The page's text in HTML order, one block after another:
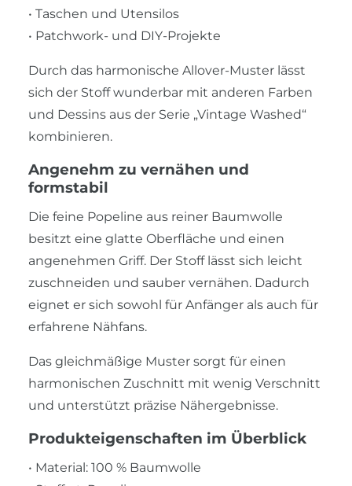
• Taschen und Utensilos
• Patchwork- und DIY-Projekte
Durch das harmonische Allover-Muster lässt
sich der Stoff wunderbar mit anderen Farben
und Dessins aus der Serie „Vintage Washed“
kombinieren.
Angenehm zu vernähen und
formstabil
Die feine Popeline aus reiner Baumwolle
besitzt eine glatte Oberfläche und einen
angenehmen Griff. Der Stoff lässt sich leicht
zuschneiden und sauber vernähen. Dadurch
eignet er sich sowohl für Anfänger als auch für
erfahrene Nähfans.
Das gleichmäßige Muster sorgt für einen
harmonischen Zuschnitt mit wenig Verschnitt
und unterstützt präzise Nähergebnisse.
Produkteigenschaften im Überblick
• Material: 100 % Baumwolle